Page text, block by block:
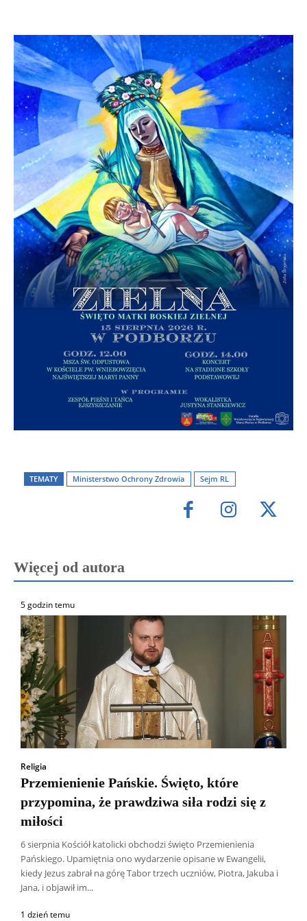
TEMATY Ministerstwo Ochrony Zdrowia Sejm RL
Więcej od autora
5 godzin temu
Religia
Przemienienie Pańskie. Święto, które
przypomina, że prawdziwa siła rodzi się z
miłości
6 sierpnia Kościół katolicki obchodzi święto Przemienienia
Pańskiego. Upamiętnia ono wydarzenie opisane w Ewangelii,
kiedy Jezus zabrał na górę Tabor trzech uczniów, Piotra, Jakuba i
Jana, i objawił im...
1 dzień temu